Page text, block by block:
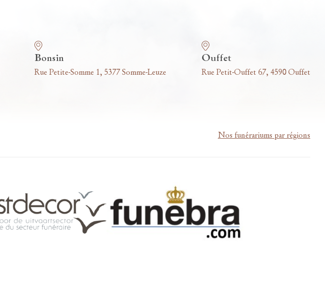
Bonsin
Rue Petite-Somme 1, 5377 Somme-Leuze
Ouffet
Rue Petit-Ouffet 67, 4590 Ouffet
Nos funérariums par régions